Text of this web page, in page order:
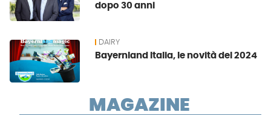
dopo 30 anni
DAIRY
Bayernland Italia, le novità del 2024
MAGAZINE